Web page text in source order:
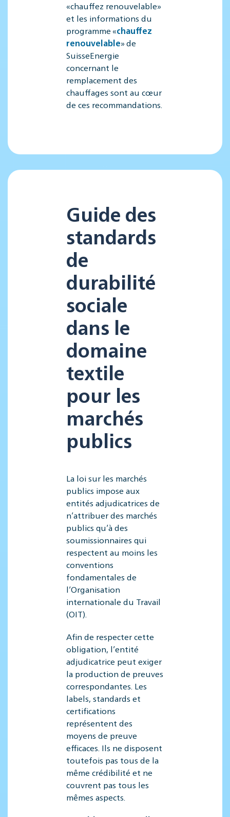
«chauffez renouvelable»
et les informations du
programme «chauffez
renouvelable» de
SuisseEnergie
concernant le
remplacement des
chauffages sont au cœur
de ces recommandations.
Guide des
standards
de
durabilité
sociale
dans le
domaine
textile
pour les
marchés
publics
La loi sur les marchés
publics impose aux
entités adjudicatrices de
n’attribuer des marchés
publics qu’à des
soumissionnaires qui
respectent au moins les
conventions
fondamentales de
l’Organisation
internationale du Travail
(OIT).
Afin de respecter cette
obligation, l’entité
adjudicatrice peut exiger
la production de preuves
correspondantes. Les
labels, standards et
certifications
représentent des
moyens de preuve
efficaces. Ils ne disposent
toutefois pas tous de la
même crédibilité et ne
couvrent pas tous les
mêmes aspects.